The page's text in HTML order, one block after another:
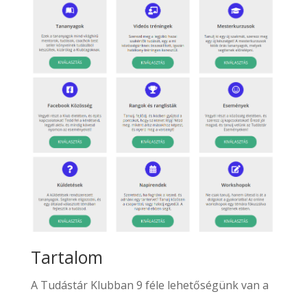
Tartalom
A Tudástár Klubban 9 féle lehetőségünk van a